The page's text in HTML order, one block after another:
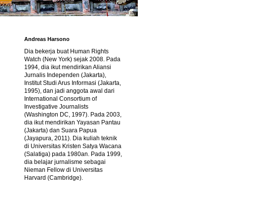
Andreas Harsono
Dia bekerja buat Human Rights
Watch (New York) sejak 2008. Pada
1994, dia ikut mendirikan Aliansi
Jurnalis Independen (Jakarta),
Institut Studi Arus Informasi (Jakarta,
1995), dan jadi anggota awal dari
International Consortium of
Investigative Journalists
(Washington DC, 1997). Pada 2003,
dia ikut mendirikan Yayasan Pantau
(Jakarta) dan Suara Papua
(Jayapura, 2011). Dia kuliah teknik
di Universitas Kristen Satya Wacana
(Salatiga) pada 1980an. Pada 1999,
dia belajar jurnalisme sebagai
Nieman Fellow di Universitas
Harvard (Cambridge).